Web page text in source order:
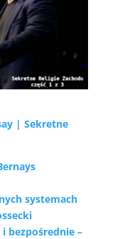
| Sekretne
systemach
bezpośrednie –